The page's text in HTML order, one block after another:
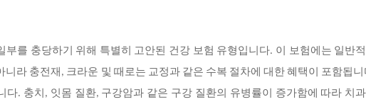
부를 충당하기 위해 특별히 고안된 건강 보험 유형입니다. 이 보험에는 일반
니라 충전재, 크라운 및 때로는 교정과 같은 수복 절차에 대한 혜택이 포함됩
. 충치, 잇몸 질환, 구강암과 같은 구강 질환의 유병률이 증가함에 따라 치과